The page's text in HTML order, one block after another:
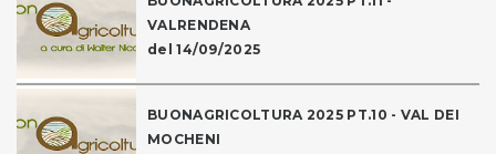
VALRENDENA
del 14/09/2025
BUONAGRICOLTURA 2025 PT.10 - VAL DEI
MOCHENI